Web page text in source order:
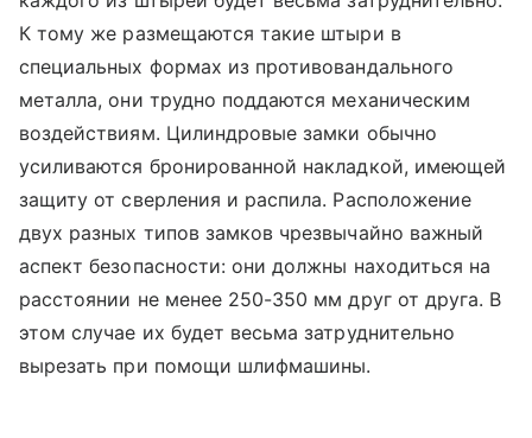
К тому же размещаются такие штыри в
специальных формах из противовандального
металла, они трудно поддаются механическим
воздействиям. Цилиндровые замки обычно
усиливаются бронированной накладкой, имеющей
защиту от сверления и распила. Расположение
двух разных типов замков чрезвычайно важный
аспект безопасности: они должны находиться на
расстоянии не менее 250-350 мм друг от друга. В
этом случае их будет весьма затруднительно
вырезать при помощи шлифмашины.